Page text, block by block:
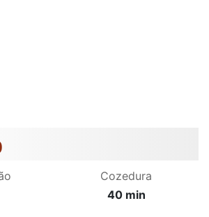
Cozedura
40 min